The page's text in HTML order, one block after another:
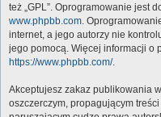
też „GPL”. Oprogramowanie jest
www.phpbb.com.
internet, a jego autorzy nie
jego pomocą. Więcej informacji o
https://www.phpbb.com/.
Akceptujesz zakaz publikowania
oszczerczym, propagującym